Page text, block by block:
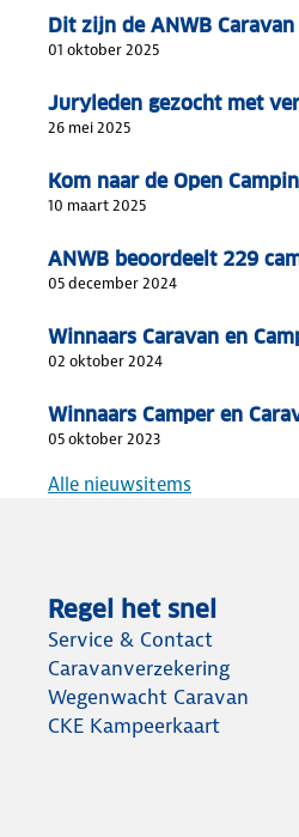
Dit zijn de ANWB
01 oktober 2025
Juryleden gezocht met
26 mei 2025
Kom naar de Open
10 maart 2025
ANWB beoordeelt 229
05 december 2024
Winnaars Caravan en
02 oktober 2024
Winnaars Camper en
05 oktober 2023
Alle nieuwsitems
Regel het snel
Service & Contact
Caravanverzekering
Wegenwacht Caravan
CKE Kampeerkaart